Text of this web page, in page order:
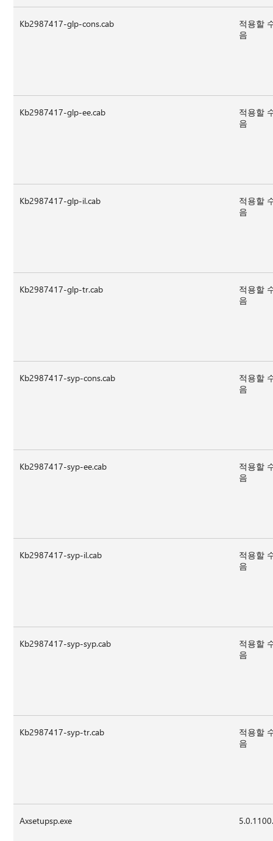
Kb2987417-glp-cons.cab
적용할
음
Kb2987417-glp-ee.cab
적용할
음
Kb2987417-glp-il.cab
적용할
음
Kb2987417-glp-tr.cab
적용할
음
Kb2987417-syp-cons.cab
적용할
음
Kb2987417-syp-ee.cab
적용할
음
Kb2987417-syp-il.cab
적용할
음
Kb2987417-syp-syp.cab
적용할
음
Kb2987417-syp-tr.cab
적용할
음
Axsetupsp.exe